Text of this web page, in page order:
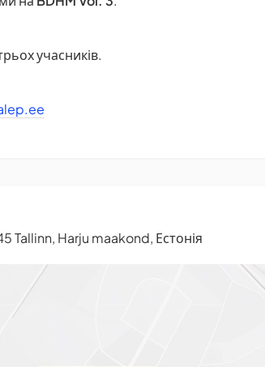
учасників.
Tallinn, Harju maakond, Естонія